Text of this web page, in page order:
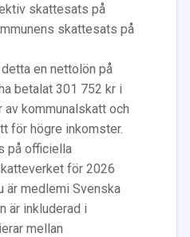
skattesats på
skattesats på
en nettolön på
betalat 301 752 kr i
kommunalskatt och
för högre inkomster.
på officiella
för 2026
är medlemi Svenska
är inkluderad i
mellan